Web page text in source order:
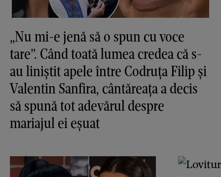
„Nu mi-e jenă să o spun cu voce
tare”. Când toată lumea credea că s-
au liniștit apele între Codruța Filip și
Valentin Sanfira, cântăreața a decis
să spună tot adevărul despre
mariajul ei eșuat